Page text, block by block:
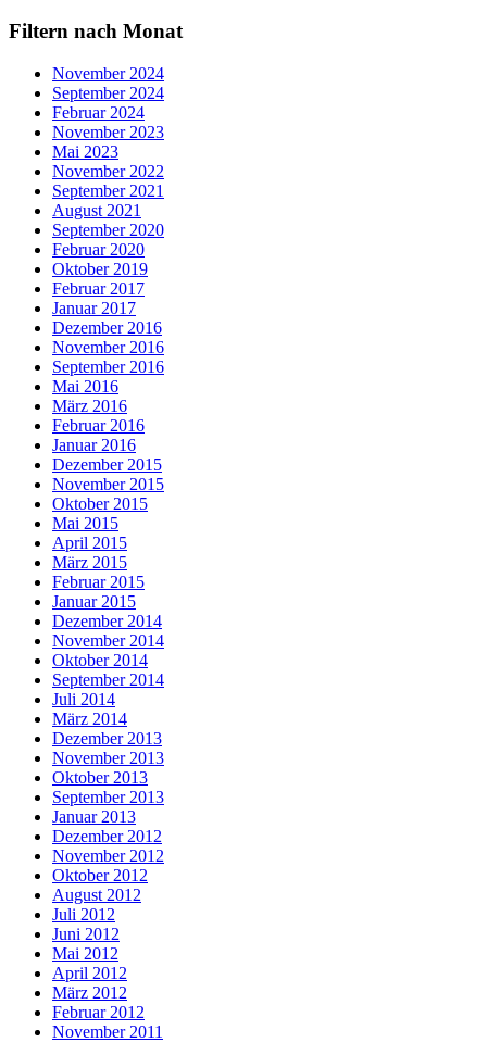
Filtern nach Monat
November 2024
September 2024
Februar 2024
November 2023
Mai 2023
November 2022
September 2021
August 2021
September 2020
Februar 2020
Oktober 2019
Februar 2017
Januar 2017
Dezember 2016
November 2016
September 2016
Mai 2016
März 2016
Februar 2016
Januar 2016
Dezember 2015
November 2015
Oktober 2015
Mai 2015
April 2015
März 2015
Februar 2015
Januar 2015
Dezember 2014
November 2014
Oktober 2014
September 2014
Juli 2014
März 2014
Dezember 2013
November 2013
Oktober 2013
September 2013
Januar 2013
Dezember 2012
November 2012
Oktober 2012
August 2012
Juli 2012
Juni 2012
Mai 2012
April 2012
März 2012
Februar 2012
November 2011